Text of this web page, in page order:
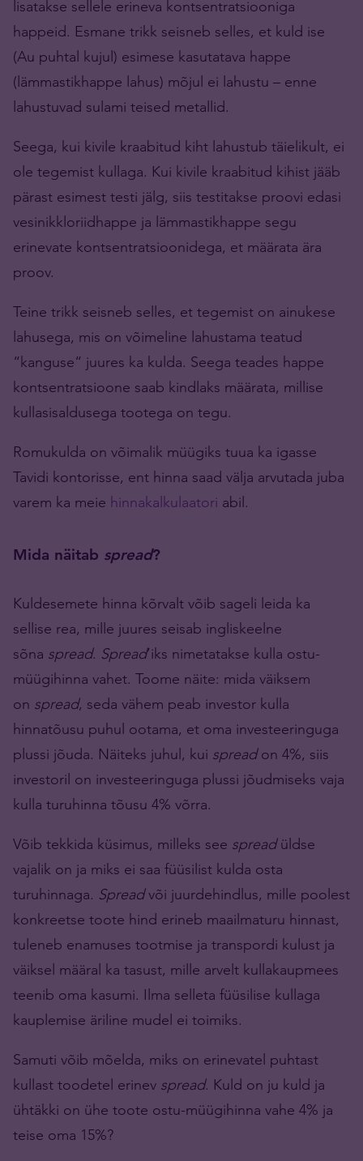
lisatakse sellele erineva kontsentratsiooniga
happeid. Esmane trikk seisneb selles, et kuld ise
(Au puhtal kujul) esimese kasutatava happe
(lämmastikhappe lahus) mõjul ei lahustu – enne
lahustuvad sulami teised metallid.
Seega, kui kivile kraabitud kiht lahustub täielikult, ei
ole tegemist kullaga. Kui kivile kraabitud kihist jääb
pärast esimest testi jälg, siis testitakse proovi edasi
vesinikkloriidhappe ja lämmastikhappe segu
erinevate kontsentratsioonidega, et määrata ära
proov.
Teine trikk seisneb selles, et tegemist on ainukese
lahusega, mis on võimeline lahustama teatud
“kanguse“ juures ka kulda. Seega teades happe
kontsentratsioone saab kindlaks määrata, millise
kullasisaldusega tootega on tegu.
Romukulda on võimalik müügiks tuua ka igasse
Tavidi kontorisse, ent hinna saad välja arvutada juba
varem ka meie hinnakalkulaatori abil.
Mida näitab spread?
Kuldesemete hinna kõrvalt võib sageli leida ka
sellise rea, mille juures seisab ingliskeelne
sõna spread. Spread’iks nimetatakse kulla ostu-
müügihinna vahet. Toome näite: mida väiksem
on spread, seda vähem peab investor kulla
hinnatõusu puhul ootama, et oma investeeringuga
plussi jõuda. Näiteks juhul, kui spreadon 4%, siis
investoril on investeeringuga plussi jõudmiseks vaja
kulla turuhinna tõusu 4% võrra.
Võib tekkida küsimus, milleks see spreadüldse
vajalik on ja miks ei saa füüsilist kulda osta
turuhinnaga. Spreadvõi juurdehindlus, mille poolest
konkreetse toote hind erineb maailmaturu hinnast,
tuleneb enamuses tootmise ja transpordi kulust ja
väiksel määral ka tasust, mille arvelt kullakaupmees
teenib oma kasumi. Ilma selleta füüsilise kullaga
kauplemise äriline mudel ei toimiks.
Samuti võib mõelda, miks on erinevatel puhtast
kullast toodetel erinev spread. Kuld on ju kuld ja
ühtäkki on ühe toote ostu-müügihinna vahe 4% ja
teise oma 15%?